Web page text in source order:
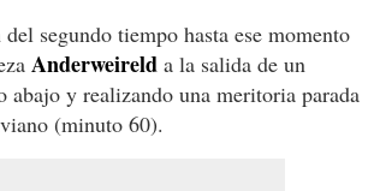
segundo tiempo hasta ese momento
Anderweireld a la salida de un
abajo y realizando una meritoria parada
(minuto 60).